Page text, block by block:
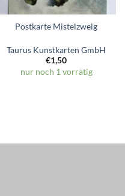
Postkarte Mistelzweig
Taurus Kunstkarten GmbH
€1,50
nur noch 1 vorrätig